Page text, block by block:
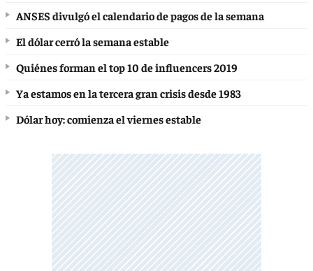
ANSES divulgó el calendario de pagos de la semana
El dólar cerró la semana estable
Quiénes forman el top 10 de influencers 2019
Ya estamos en la tercera gran crisis desde 1983
Dólar hoy: comienza el viernes estable